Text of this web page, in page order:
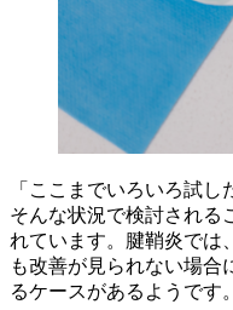
「ここまでいろいろ試
そんな状況で検討される
れています。腱鞘炎では
も改善が見られない場合
るケースがあるようです。